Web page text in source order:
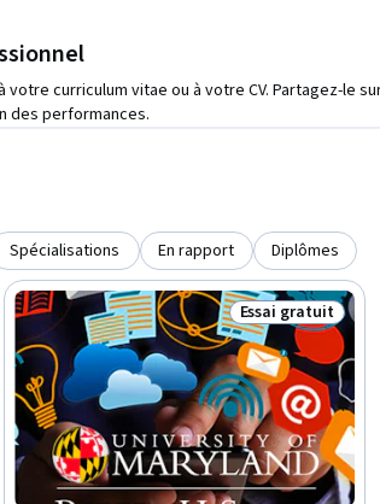
curriculum vitae ou à votre CV. Partagez-le
des performances.
Spécialisations En rapport Diplômes
Statut : Essai
Essai gratuit